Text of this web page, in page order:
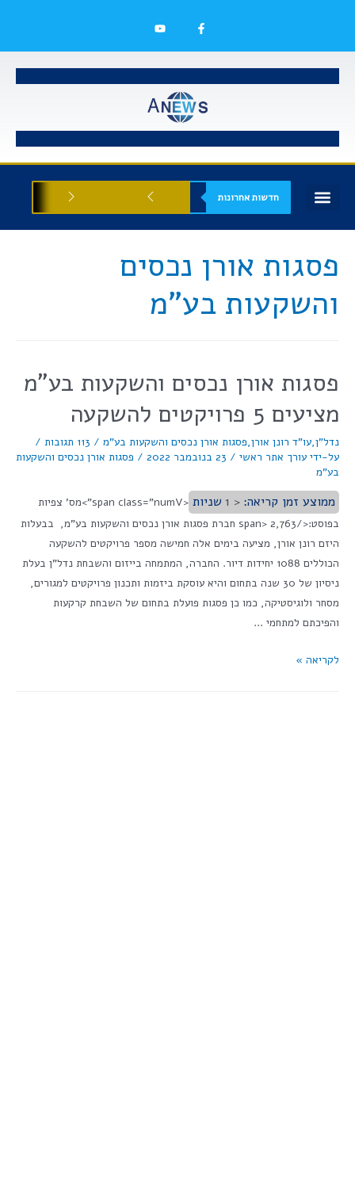
חדשות אחרונות
פסגות אורן נכסים
והשקעות בע"מ
פסגות אורן נכסים והשקעות בע"מ
מציעים 5 פרויקטים להשקעה
נדל"ן,עו"ד רונן אורן,פסגות אורן נכסים והשקעות בע"מ / 113 תגובות
/
על-ידי עורך אתר ראשי / 23 בנובמבר 2022 / פסגות אורן נכסים והשקעות
בע"מ
ממוצע זמן קריאה: < 1 שניות
<span class="numV">מס' צפיות
בפוסט:</span> 2,763 חברת פסגות אורן נכסים והשקעות בע"מ, בבעלות
היזם רונן אורן, מציעה בימים אלה חמישה מספר פרויקטים להשקעה
הכוללים 1088 יחידות דיור. החברה, המתמחה בייזום והשבחת נדל"ן בעלת
ניסיון של 30 שנה בתחום והיא עוסקת ביזמות ותכנון פרויקטים למגורים,
מסחר ולוגיסטיקה, כמו כן פסגות פועלת בתחום של השבחת קרקעות
והפיכתם למתחמי …
לקריאה »